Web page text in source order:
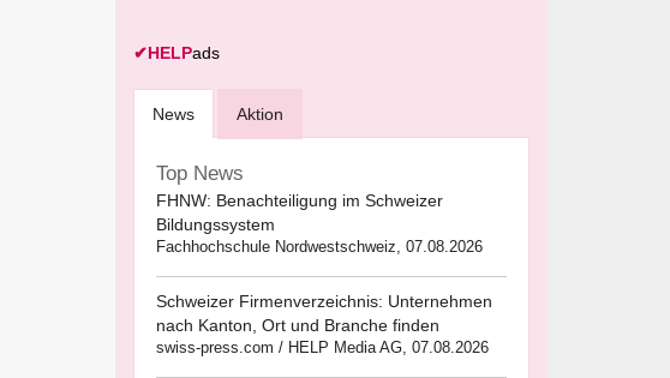
✔HELPads
News Aktion
Top News
FHNW: Benachteiligung im Schweizer
Bildungssystem
Fachhochschule Nordwestschweiz, 07.08.2026
Schweizer Firmenverzeichnis: Unternehmen
nach Kanton, Ort und Branche finden
swiss-press.com / HELP Media AG, 07.08.2026